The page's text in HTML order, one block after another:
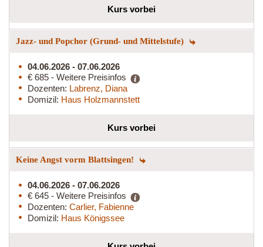
Kurs vorbei
Jazz- und Popchor (Grund- und Mittelstufe)
04.06.2026 - 07.06.2026
€ 685 - Weitere Preisinfos
Dozenten: Labrenz, Diana
Domizil: Haus Holzmannstett
Kurs vorbei
Keine Angst vorm Blattsingen!
04.06.2026 - 07.06.2026
€ 645 - Weitere Preisinfos
Dozenten: Carlier, Fabienne
Domizil: Haus Königssee